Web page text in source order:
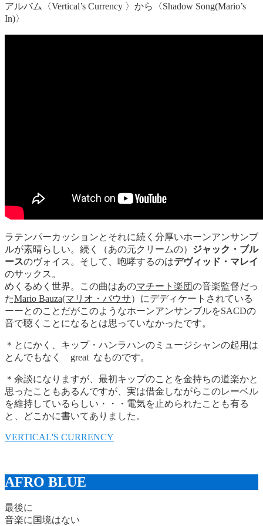
アルバム〈Vertical’s Currency 〉から〈Shadow Song(Mario’s
In)〉
ラテンパーカッションとそれに続く分厚いホーンアンサンブ
ルが素晴らしい。続く（あの元クリームの） ジャック・ブル
ースのヴォイス。そして、咆哮するのはデヴィッド・マレイ
のサックス。
めくるめく世界。この曲はあのマチート楽団の音楽監督だっ
たMario Bauza(マリオ・バウサ）にデディケートされている
ーーとのことだがこのようなホーンアンサンブルをSACDの
音で聴くことになるとは思っていなかったです。
＊とにかく、キップ・ハンラハンのミュージシャンの起用は
とんでもなく great なものです。
＊余談になりますが、最初キップのことを金持ちの道楽かと
思ったこともあるんですが、実は借金しながらこのレーベル
を維持しているらしい・・・電気を止められたことも有る
と、どこかに書いてありました。
VERTICAL'S CURRENCY
AFRO BLUE
最後に
音楽に国境はない